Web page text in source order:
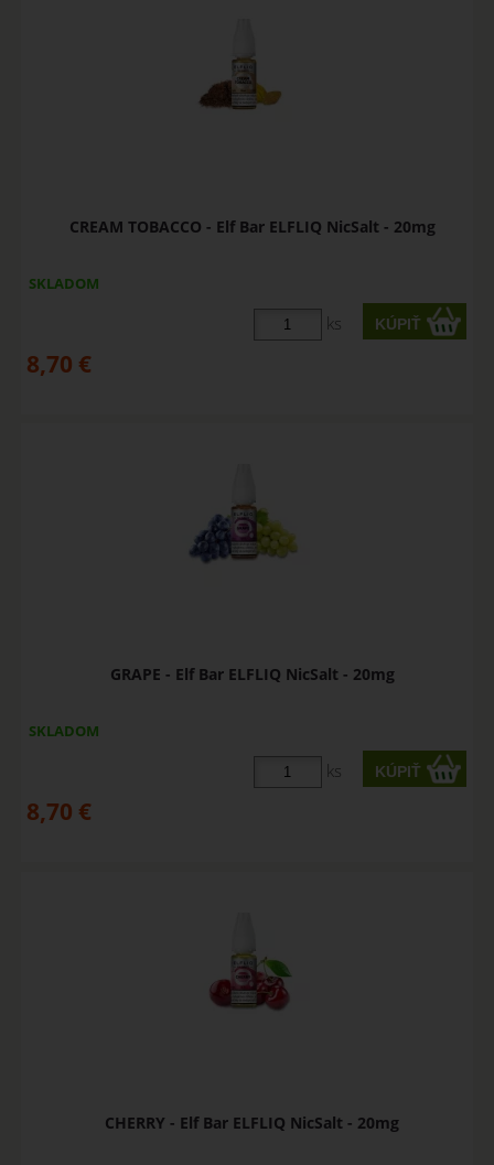
CREAM TOBACCO - Elf Bar ELFLIQ NicSalt - 20mg
SKLADOM
ks
8,70 €
GRAPE - Elf Bar ELFLIQ NicSalt - 20mg
SKLADOM
ks
8,70 €
CHERRY - Elf Bar ELFLIQ NicSalt - 20mg